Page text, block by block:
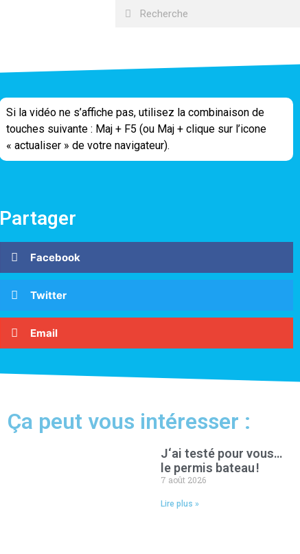
Si la vidéo ne s’affiche pas, utilisez la combinaison de
touches suivante : Maj + F5 (ou Maj + clique sur l’icone
« actualiser » de votre navigateur).
Partager
Facebook
Twitter
Email
Ça peut vous intéresser :
J‘ai testé pour vous…
le permis bateau !
7 août 2026
Lire plus »